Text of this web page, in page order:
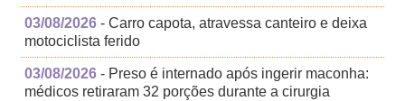
03/08/2026 - Carro capota, atravessa canteiro e deixa
motociclista ferido
03/08/2026 - Preso é internado após ingerir maconha:
médicos retiraram 32 porções durante a cirurgia